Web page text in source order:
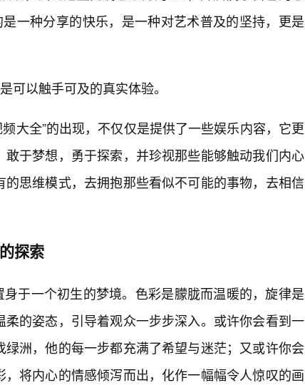
一种分享的快乐，是一种对艺术普及的坚持，更是
可以触手可及的真实体验。
大全”的出现，不仅仅是提供了一些娱乐内容，它更
于梦想，勇于探索，并珍视那些能够触动我们内心
思维模式，去拥抱那些看似不可能的事物，去相信
探索
于一个初生的梦境。色彩是朦胧而温暖的，旋律是
的姿态，引导着观众一步步深入。或许你会看到一
洲，他的每一步都充满了希望与迷茫；又或许你会
将内心的情感倾泻而出，化作一幅幅令人惊叹的画